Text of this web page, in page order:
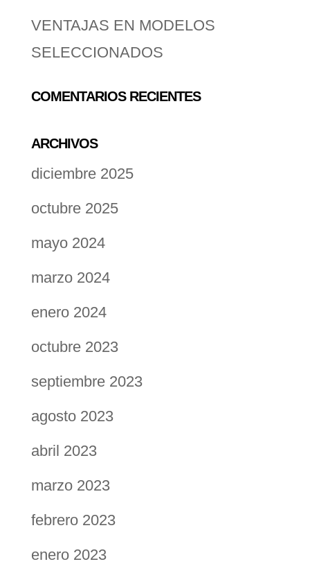
VENTAJAS EN MODELOS
SELECCIONADOS
COMENTARIOS RECIENTES
ARCHIVOS
diciembre 2025
octubre 2025
mayo 2024
marzo 2024
enero 2024
octubre 2023
septiembre 2023
agosto 2023
abril 2023
marzo 2023
febrero 2023
enero 2023